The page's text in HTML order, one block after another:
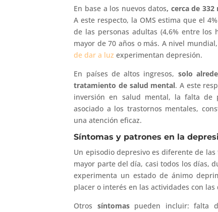
En base a los nuevos datos, cerca de
A este respecto, la OMS estima que el
de las personas adultas (4,6% entre los
mayor de 70 años o más. A nivel
de dar a luz experimentan depresión.
En países de altos ingresos, solo
tratamiento de salud mental. A este
inversión en salud mental, la falta de
asociado a los trastornos mentales,
una atención eficaz.
Síntomas y patrones en la
Un episodio depresivo es diferente de
mayor parte del día, casi todos los días,
experimenta un estado de ánimo
placer o interés en las actividades con
Otros síntomas pueden incluir: falta